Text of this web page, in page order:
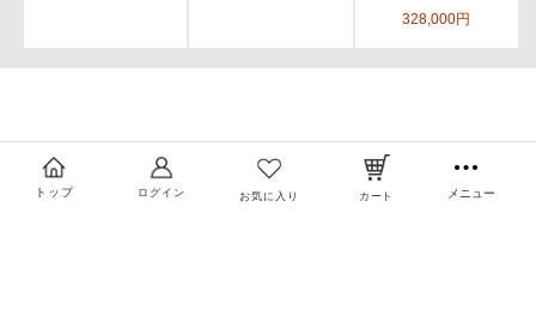
328,000円
トップ ログイン お気に入り カート メニュー